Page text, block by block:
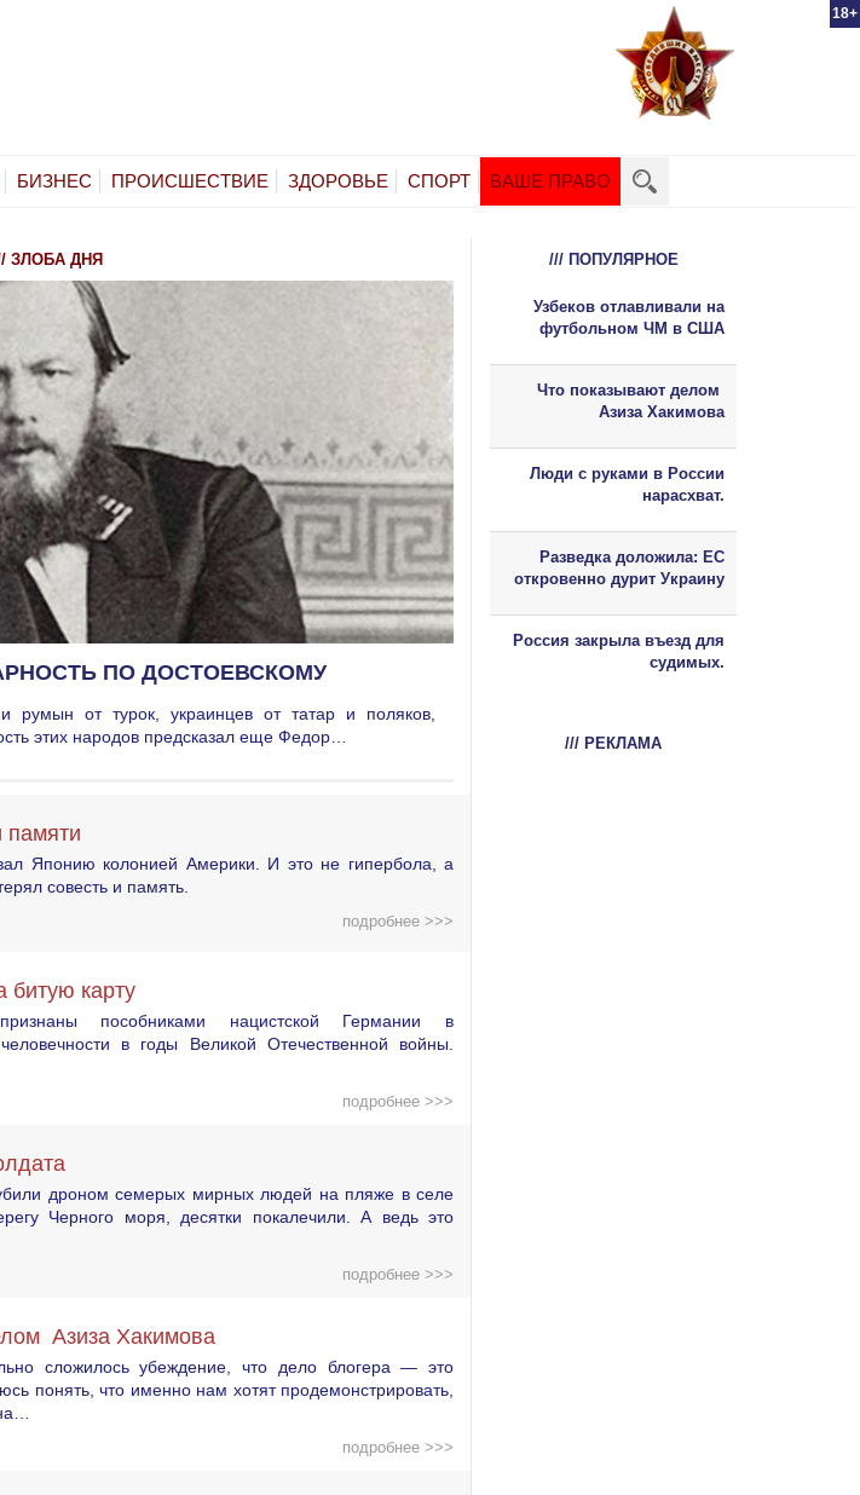
18+
БИЗНЕС ПРОИСШЕСТВИЕ ЗДОРОВЬЕ СПОРТ ВАШЕ ПРАВО
ЗЛОБА ДНЯ
ПО ДОСТОЕВСКОМУ
румын от турок, украинцев от татар и поляков,
этих народов предсказал еще Федор…
памяти
Японию колонией Америки. И это не гипербола, а
совесть и память.
подробнее >>>
битую карту
пособниками нацистской Германии в
в годы Великой Отечественной войны.
подробнее >>>
дроном семерых мирных людей на пляже в селе
Черного моря, десятки покалечили. А ведь это
подробнее >>>
Азиза Хакимова
сложилось убеждение, что дело блогера — это
понять, что именно нам хотят продемонстрировать,
подробнее >>>
/// ПОПУЛЯРНОЕ
Узбеков отлавливали на
футбольном ЧМ в США
Что показывают делом
Азиза Хакимова
Люди с руками в России
нарасхват.
Разведка доложила: ЕС
откровенно дурит Украину
Россия закрыла въезд для
судимых.
/// РЕКЛАМА